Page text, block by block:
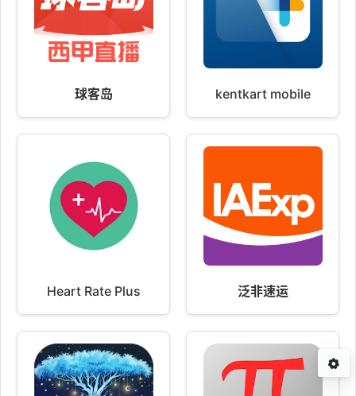
球客岛 kentkart mobile
Heart Rate Plus 泛非速运